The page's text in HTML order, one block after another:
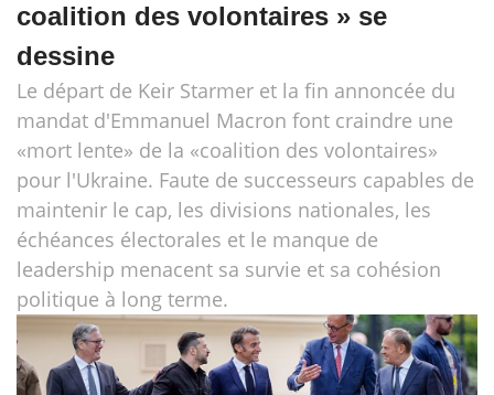
coalition des volontaires » se
dessine
Le départ de Keir Starmer et la fin annoncée du
mandat d'Emmanuel Macron font craindre une
«mort lente» de la «coalition des volontaires»
pour l'Ukraine. Faute de successeurs capables de
maintenir le cap, les divisions nationales, les
échéances électorales et le manque de
leadership menacent sa survie et sa cohésion
politique à long terme.